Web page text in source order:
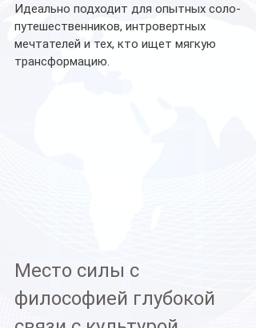
Идеально подходит для опытных соло-
путешественников, интровертных
мечтателей и тех, кто ищет мягкую
трансформацию.
Место силы с
философией глубокой